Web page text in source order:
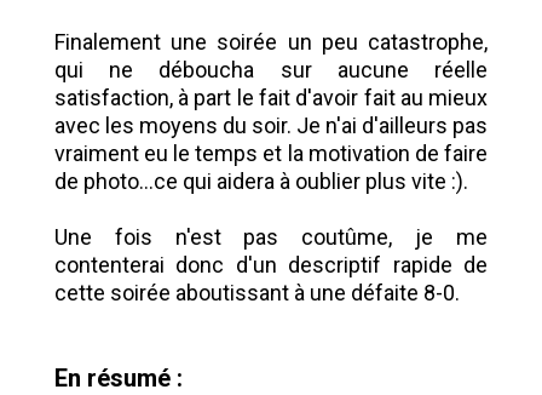
Finalement une soirée un peu catastrophe,
qui ne déboucha sur aucune réelle
satisfaction, à part le fait d'avoir fait au mieux
avec les moyens du soir. Je n'ai d'ailleurs pas
vraiment eu le temps et la motivation de faire
de photo...ce qui aidera à oublier plus vite :).
Une fois n'est pas coutûme, je me
contenterai donc d'un descriptif rapide de
cette soirée aboutissant à une défaite 8-0.
En résumé :